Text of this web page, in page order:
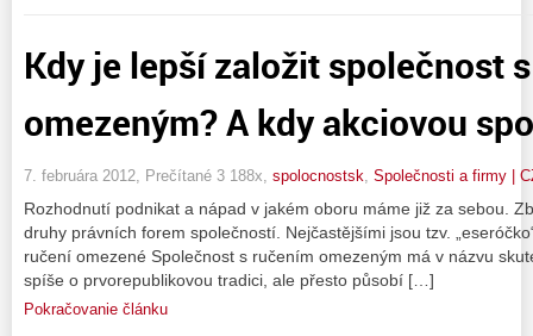
Kdy je lepší založit společnost
omezeným? A kdy akciovou
7. februára 2012, Prečítané 3 188x, spolocnostsk, Společnosti a firmy |
Rozhodnutí podnikat a nápad v jakém oboru máme již za sebou.
druhy právních forem společností. Nejčastějšími jsou tzv.
ručení omezené Společnost s ručením omezeným má v názvu
spíše o prvorepublikovou tradici, ale přesto působí […]
Pokračovanie článku